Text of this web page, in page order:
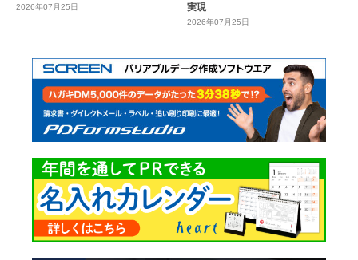
2026年07月25日
実現
2026年07月25日